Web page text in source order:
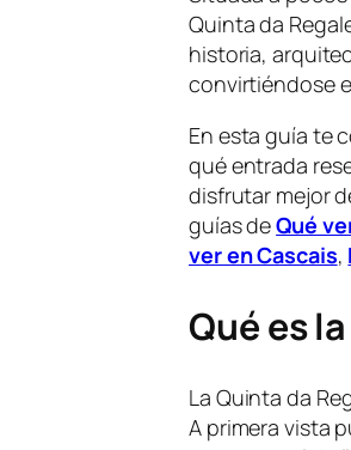
Quinta da
historia,
convirtiéndose
En esta guía te
qué entrada
disfrutar mejor
guías deQué
ver en Cascais,
Qué es
La Quinta da
A primera vista